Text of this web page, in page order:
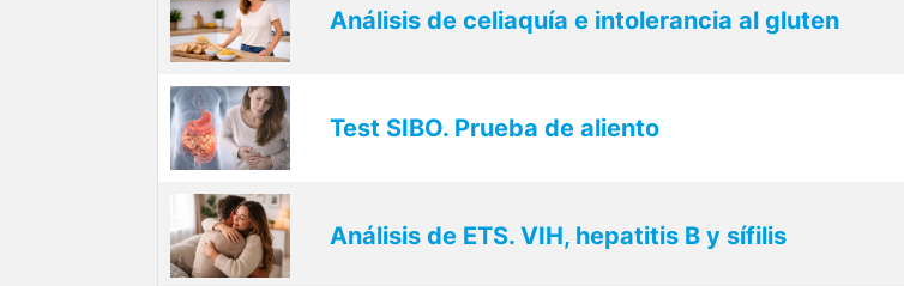
Análisis de celiaquía e intolerancia al gluten
Test SIBO. Prueba de aliento
Análisis de ETS. VIH, hepatitis B y sífilis